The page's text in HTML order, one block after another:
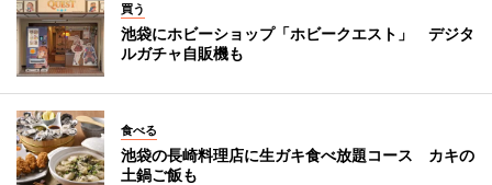
買う
池袋にホビーショップ「ホビークエスト」 デジタ
ルガチャ自販機も
食べる
池袋の長崎料理店に生ガキ食べ放題コース カキの
土鍋ご飯も